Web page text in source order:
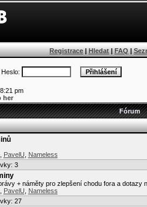
Registrace|Hledat|FAQ|
pm
her
Fórum
PavelU
Nameless
3
+ náměty pro zlepšení chodu fora a dotazy
PavelU
Nameless
27